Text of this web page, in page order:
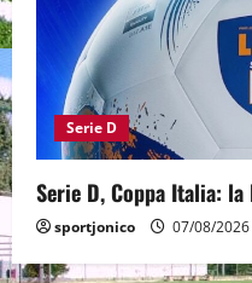
Serie D
Serie D, Coppa Italia:
sportjonico 07/08/2026